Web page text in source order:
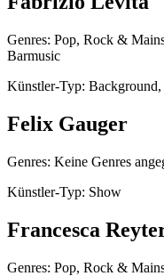
Genres: Pop, Rock &
Barmusic
Künstler-Typ: Background,
Felix Gauger
Genres: Keine Genres
Künstler-Typ: Show
Francesca
Genres: Pop, Rock &